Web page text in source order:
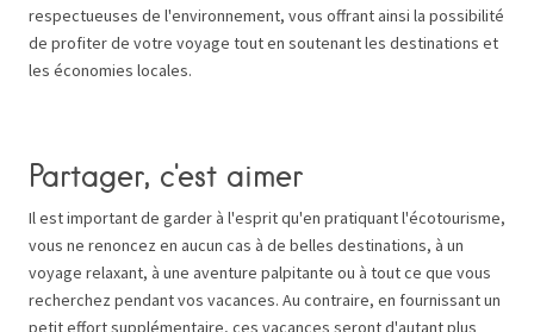
respectueuses de l'environnement, vous offrant ainsi la possibilité
de profiter de votre voyage tout en soutenant les destinations et
les économies locales.
Partager, c'est aimer
Il est important de garder à l'esprit qu'en pratiquant l'écotourisme,
vous ne renoncez en aucun cas à de belles destinations, à un
voyage relaxant, à une aventure palpitante ou à tout ce que vous
recherchez pendant vos vacances. Au contraire, en fournissant un
petit effort supplémentaire, ces vacances seront d'autant plus